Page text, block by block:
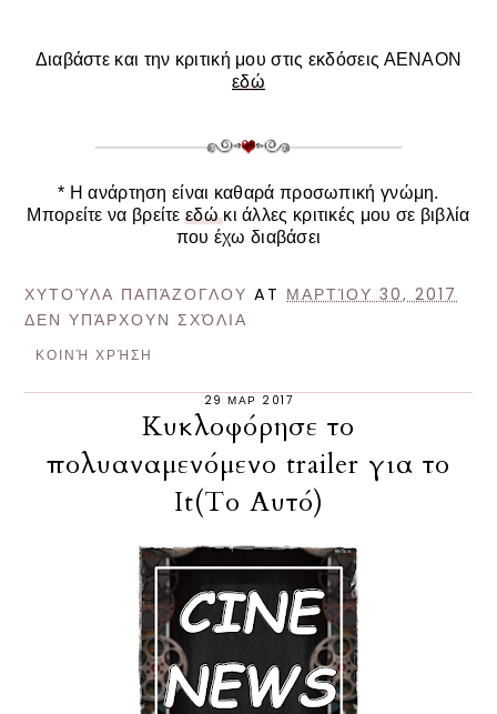
Διαβάστε και την κριτική μου στις εκδόσεις ΑΕΝΑΟΝ
εδώ
* Η ανάρτηση είναι καθαρά προσωπική γνώμη.
Μπορείτε να βρείτεεδώκι άλλες κριτικές μου σε βιβλία
που έχω διαβάσει
ΧΥΤΟΎΛΑ ΠΑΠΆΖΟΓΛΟΥ AT ΜΑΡΤΊΟΥ 30, 2017
ΔΕΝ ΥΠΆΡΧΟΥΝ ΣΧΌΛΙΑ
ΚΟΙΝΉ ΧΡΉΣΗ
29 ΜΑΡ 2017
Κυκλοφόρησε το
πολυαναμενόμενο trailer για το
It(Το Αυτό)